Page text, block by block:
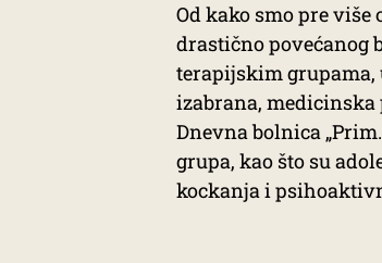
Od kako smo pre
drastično povećanog
terapijskim grupama,
izabrana, medicinska
Dnevna bolnica
grupa, kao što su
kockanja i